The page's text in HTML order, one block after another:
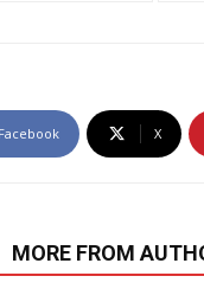
Facebook X
MORE FROM